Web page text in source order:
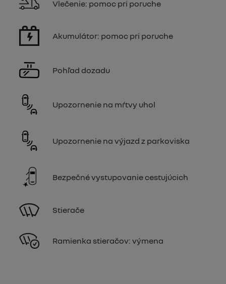
Vlečenie: pomoc pri poruche
Akumulátor: pomoc pri poruche
Pohľad dozadu
Upozornenie na mŕtvy uhol
Upozornenie na výjazd z parkoviska
Bezpečné vystupovanie cestujúcich
Stierače
Ramienka stieračov: výmena